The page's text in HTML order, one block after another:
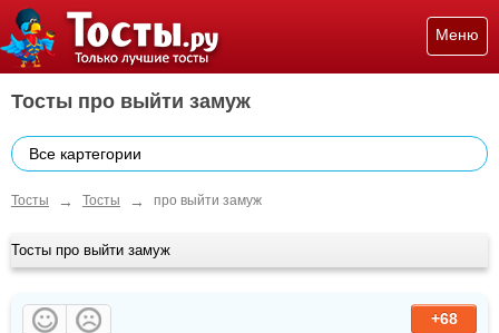
Меню
Тосты про выйти замуж
Все картегории
Тосты → Тосты → про выйти замуж
Тосты про выйти замуж
+68